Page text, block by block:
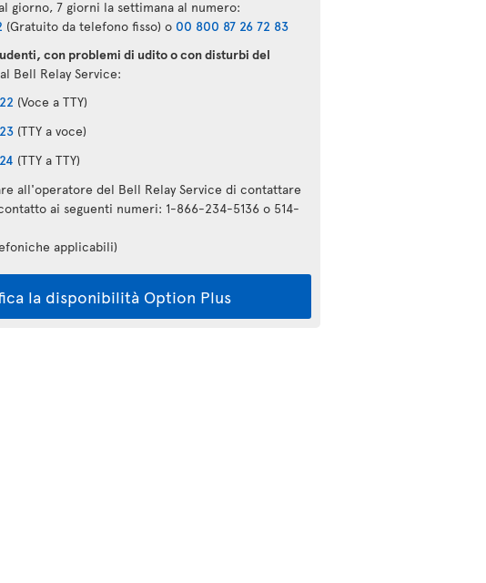
giorno, 7 giorni la settimana al numero:
(Gratuito da telefono fisso) o 00 800 87 26 72 83
con problemi di udito o con disturbi del
Bell Relay Service:
(Voce a TTY)
(TTY a voce)
(TTY a TTY)
all'operatore del Bell Relay Service di contattare
ai seguenti numeri: 1-866-234-5136 o 514-
applicabili)
la disponibilità Option Plus